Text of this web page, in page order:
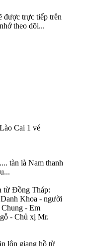
được trực tiếp trên
theo dõi...
Cai 1 vé
tàn là Nam thanh
từ Đồng Tháp:
Khoa - người
- Em
- Chủ xị Mr.
lộn giang hồ từ